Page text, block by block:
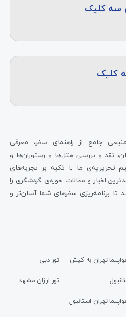
سه کلیک
کلیک
جامع از راهنمای سفر، معرفی
نقد و بررسی هتل‌ها و رستوران‌ها و
تحریریه‌ی ما با تکیه بر تجربه‌های
اخبار و مقالات حوزه‌ی گردشگری را
تا برنامه‌ریزی سفرهای شما آسان‌تر و
تهران به کیش
تهران استانبول
تور دبی
تور ارزان مشهد